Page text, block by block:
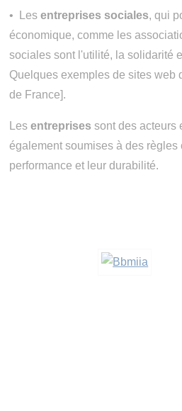
• Lesentreprises sociales, qui
économique, comme les
sociales sont l'utilité, la solidarité
Quelques exemples de sites web
de France].
Lesentreprises sont des acteurs
également soumises à des
performance et leur durabilité.